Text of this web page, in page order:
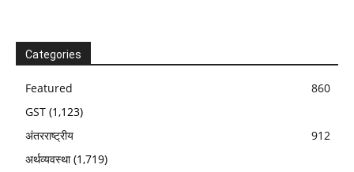
Categories
Featured
860
GST (1,123)
अंतरराष्ट्रीय
912
अर्थव्यवस्था(1,719)